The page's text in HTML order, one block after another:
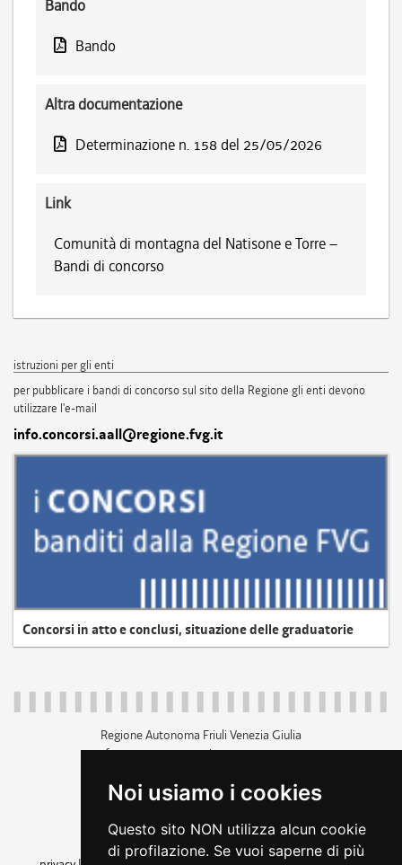
Noi usiamo i cookies
Questo sito NON utilizza alcun cookie
di profilazione. Se vuoi saperne di più
Bando
Bando
Altra documentazione
Determinazione n. 158 del 25/05/2026
Link
Comunità di montagna del Natisone e Torre –
Bandi di concorso
istruzioni per gli enti
per pubblicare i bandi di concorso sul sito della Regione gli enti devono
utilizzare l'e-mail
info.concorsi.aall@regione.fvg.it
Concorsi in atto e conclusi, situazione delle graduatorie
Regione Autonoma Friuli Venezia Giulia
c.f. 80014930327; p.iva 00526040324
+39 040 3771111
amministrazione trasparente